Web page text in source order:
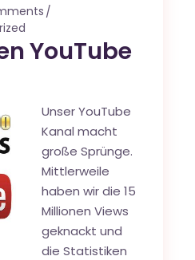
YouTube
Unser YouTube
Kanal macht
große Sprünge.
Mittlerweile
haben wir die 15
Millionen Views
geknackt und
die Statistiken